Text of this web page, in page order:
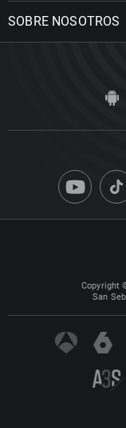
SOBRE NOSOTROS
Copyright
San